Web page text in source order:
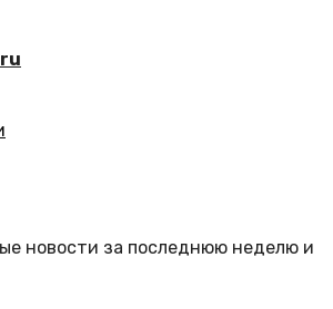
новости за последнюю неделю и